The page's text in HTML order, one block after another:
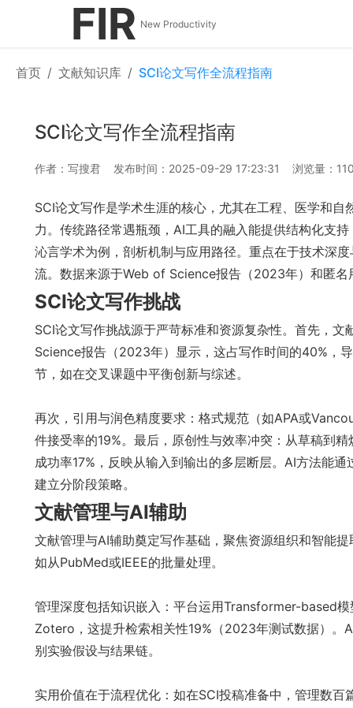
FIR New Productivity
首页 / 文献知识库 / SCI论文写作全流程指南
SCI论文写作全流程指南
作者：写搜君 发布时间：2025-09-29 17:23:31 浏览量：
SCI论文写作是学术生涯的核心，尤其在工程、医学和
力。传统路径常遇瓶颈，AI工具的融入能提供结构化支
沁言学术为例，剖析机制与应用路径。重点在于技术深
流。数据来源于Web of Science报告（2023年）和匿
SCI论文写作挑战
SCI论文写作挑战源于严苛标准和资源复杂性。首先，
Science报告（2023年）显示，这占写作时间的40%，
节，如在交叉课题中平衡创新与综述。
再次，引用与润色精度要求：格式规范（如APA或
件接受率的19%。最后，原创性与效率冲突：从草稿到
成功率17%，反映从输入到输出的多层断层。AI方法能
建立分阶段策略。
文献管理与AI辅助
文献管理与AI辅助奠定写作基础，聚焦资源组织和智能
如从PubMed或IEEE的批量处理。
管理深度包括知识嵌入：平台运用Transformer-based
Zotero，这提升检索相关性19%（2023年测试数据）。
别实验假设与结果链。
实用价值在于流程优化：如在SCI投稿准备中，管理数